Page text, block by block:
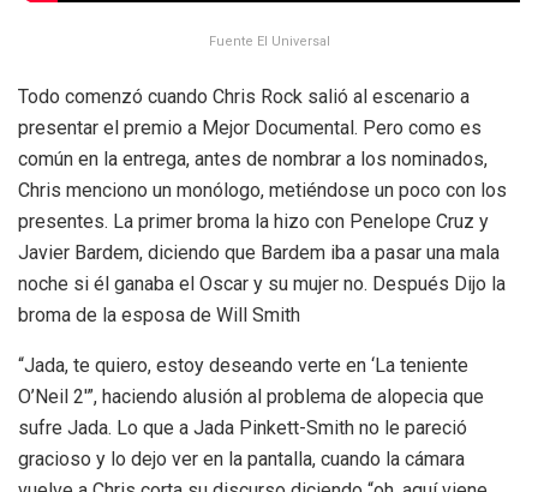
Fuente El Universal
Todo comenzó cuando Chris Rock salió al escenario a
presentar el premio a Mejor Documental. Pero como es
común en la entrega, antes de nombrar a los nominados,
Chris menciono un monólogo, metiéndose un poco con los
presentes. La primer broma la hizo con Penelope Cruz y
Javier Bardem, diciendo que Bardem iba a pasar una mala
noche si él ganaba el Oscar y su mujer no. Después Dijo la
broma de la esposa de Will Smith
“Jada, te quiero, estoy deseando verte en ‘La teniente
O’Neil 2′”, haciendo alusión al problema de alopecia que
sufre Jada. Lo que a Jada Pinkett-Smith no le pareció
gracioso y lo dejo ver en la pantalla, cuando la cámara